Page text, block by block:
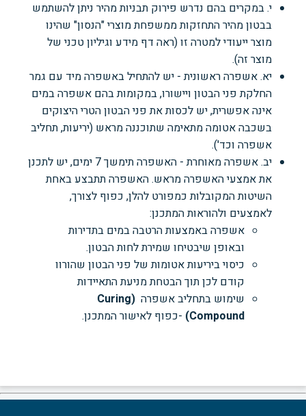
י. במקרים בהם נדרש פירוק תבניות מהיר ניתן להשתמש
בבטון מהיר התחזקות ממשפחת מוצרי"הנסון" שהינו
מוצר ייעודי למטרה זו (ראה דף מידע וגיליון טכני של
מוצר זה).
יא. אשפרה ראשונית - יש להתחיל באשפרה מיד עם גמר
החלקת פני הבטון ויישורו, במקומות בהם אשפרה במים
אינה אפשרית, יש לכסות את פני הבטון הטרי היצוקים
בשכבה אטומה מתאימה שתוכננהמראש (יריעות, תחליב
אשפרה וכד').
יב. אשפרה מאוחרת - האשפרה תימשך 7 ימים,
יש לתכנן
את אמצעי האשפרה מראש. האשפרהתתבצע באחת
השיטות המקובלות כמפורט להלן, כפוף לצורך,
לאמצעים ולהוראות המתכנן:
אשפרה באמצעות הרטבה במים בתדירות
ובאופן שיבטיחו שמירת לחות הבטון.
כיסוי ביריעות אטומות של פני הבטון שהורוו
קודם לכן תוך הבטחת מניעת התאיידות
שימוש בתחליב אשפרה (
Curing
Compound
) -כפוף לאישור המתכנן.